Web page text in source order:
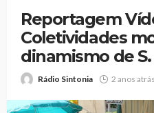
Reportagem
Coletividades
dinamismo de
Rádio Sintonia 2 anos atrás